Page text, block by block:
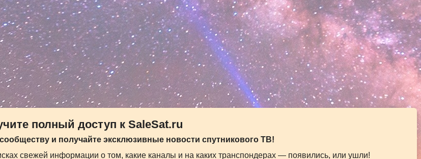
полный доступ к SaleSat.ru
и получайте эксклюзивные новости спутникового ТВ!
свежей информации о том, какие каналы и на каких транспондерах — появились, или ушли!